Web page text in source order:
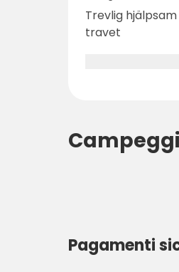
Trevlig
travet
Pagamenti